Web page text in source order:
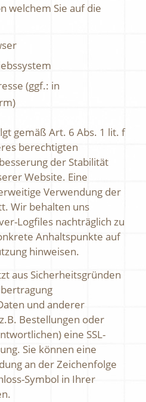
welchem Sie auf die
(ggf.: in
gemäß Art. 6 Abs. 1 lit. f
berechtigten
der Stabilität
Website. Eine
Verwendung der
Wir behalten uns
Logfiles nachträglich zu
Anhaltspunkte auf
hinweisen.
aus Sicherheitsgründen
und anderer
Bestellungen oder
eine SSL-
Sie können eine
an der Zeichenfolge
Symbol in Ihrer